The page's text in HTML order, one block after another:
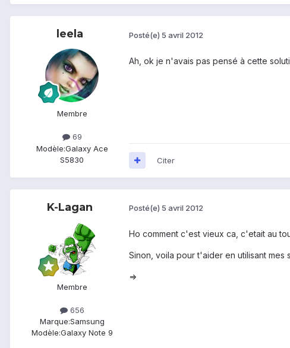
leela
Membre
69
Modèle:Galaxy Ace
S5830
Posté(e) 5 avril 2012
Ah, ok je n'avais pas pensé à cette
Citer
K-Lagan
Membre
656
Marque:Samsung
Modèle:Galaxy Note 9
Posté(e) 5 avril 2012
Ho comment c'est vieux ca, c'etait au
Sinon, voila pour t'aider en utilisant
=>